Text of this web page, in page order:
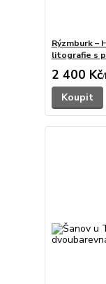
Rýzmburk –
litografie s
2 400 Kč/
Koupit